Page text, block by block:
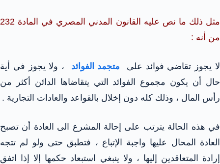
مثل ذلك ما نص عليه القانون المدني المصري في المادة 232
من أنه :
لا يجوز تقاضي فوائد على متجمد الفوائد
، ولا يجوز في أية
حال أن يكون مجموع الفوائد التي يتقاضاها الدائن أكثر من
رأس المال ، وذلك كله دون إخلال بالقواعد والعادات التجارية .
في هذه الحالة يترتب على إحالة المشرع الى العادة أن تصبح
العادة المحال عليها واجبة الإتباع ، فتطبق حتى ولو لم تتجه
إرادة المتعاقدين إليها ، ولا ينبغي استبعاد حكمها إلا إذا اتفق